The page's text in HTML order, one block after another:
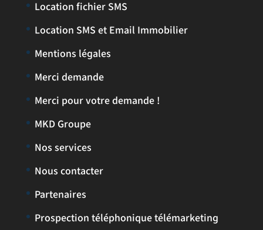
Location fichier SMS
Location SMS et Email Immobilier
Mentions légales
Merci demande
Merci pour votre demande !
MKD Groupe
Nos services
Nous contacter
Partenaires
Prospection téléphonique télémarketing